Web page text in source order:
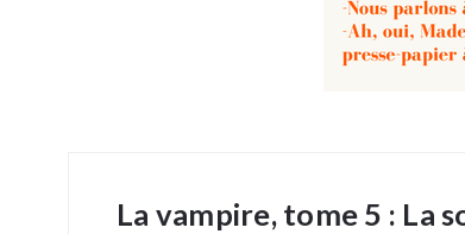
La vampire, tome 5 : La